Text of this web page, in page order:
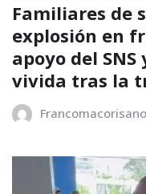
Familiares de
explosión en
apoyo del
vivida tras la